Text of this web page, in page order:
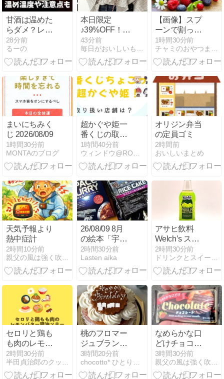
甘酒は温めた
らダメ？レン
ジでの温め方
や温度の注意
点も
28分前
るーの
本日限定
♪39%OFF！ス
カーフタイブ
ラウス1,945円
43分前
毎日がおいしいもん日和 by☆とまと☆製作所with☆ぱ☆
【画像】スプ
ーンで割って
完成！？表参
道の新感覚ス
イーツがガチ
1時間30分前
チャミのおやつまとめ
まいにちみく
じ 2026/08/09
1時間30分前
MONTAのブログ
超かぐや姫一
番くじの取り
扱い店舗はど
こ？コンビニ
は？
1時間40分前
ウィンドウ@ROOM
オリジン弁当
の定員ゴミ
2時間前
おいしいまとめ
天気予報より
熱中症計
2時間10分前
親父の風は強く吹いている。
26/08/09 8月
の絵本「宇
宙」関連
2時間30分前
Lasten aika
アサヒ飲料
Welch’s スパ
ークリング白
シャルドネブ
レンド PET
2時間30分前
ドリンクとスイーツとパン
セロリと鶏も
も肉のレモン
バター醤油ソ
テー 半田貞治
郎
2時間30分前
半田貞治郎のクッキングレシピ備忘録
桃のフロマー
ジュブランの
タルト♡ little
ones
3時間20分前
chocotto* ひとりごと
なめらかな口
どけチョコレ
ート
3時間30分前
親父の風は強く吹いている。